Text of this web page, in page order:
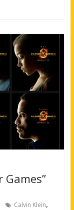
Games”
Calvin Klein,